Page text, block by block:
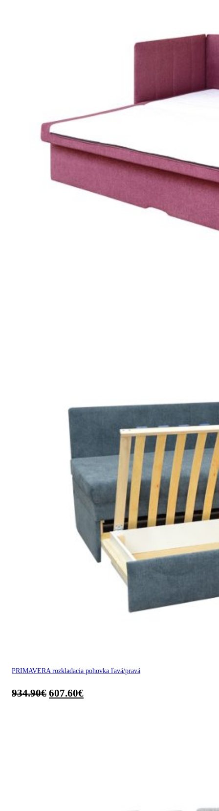
PRIMAVERA rozkladacia pohovka ľavá/pravá
934.90€ 607.60€